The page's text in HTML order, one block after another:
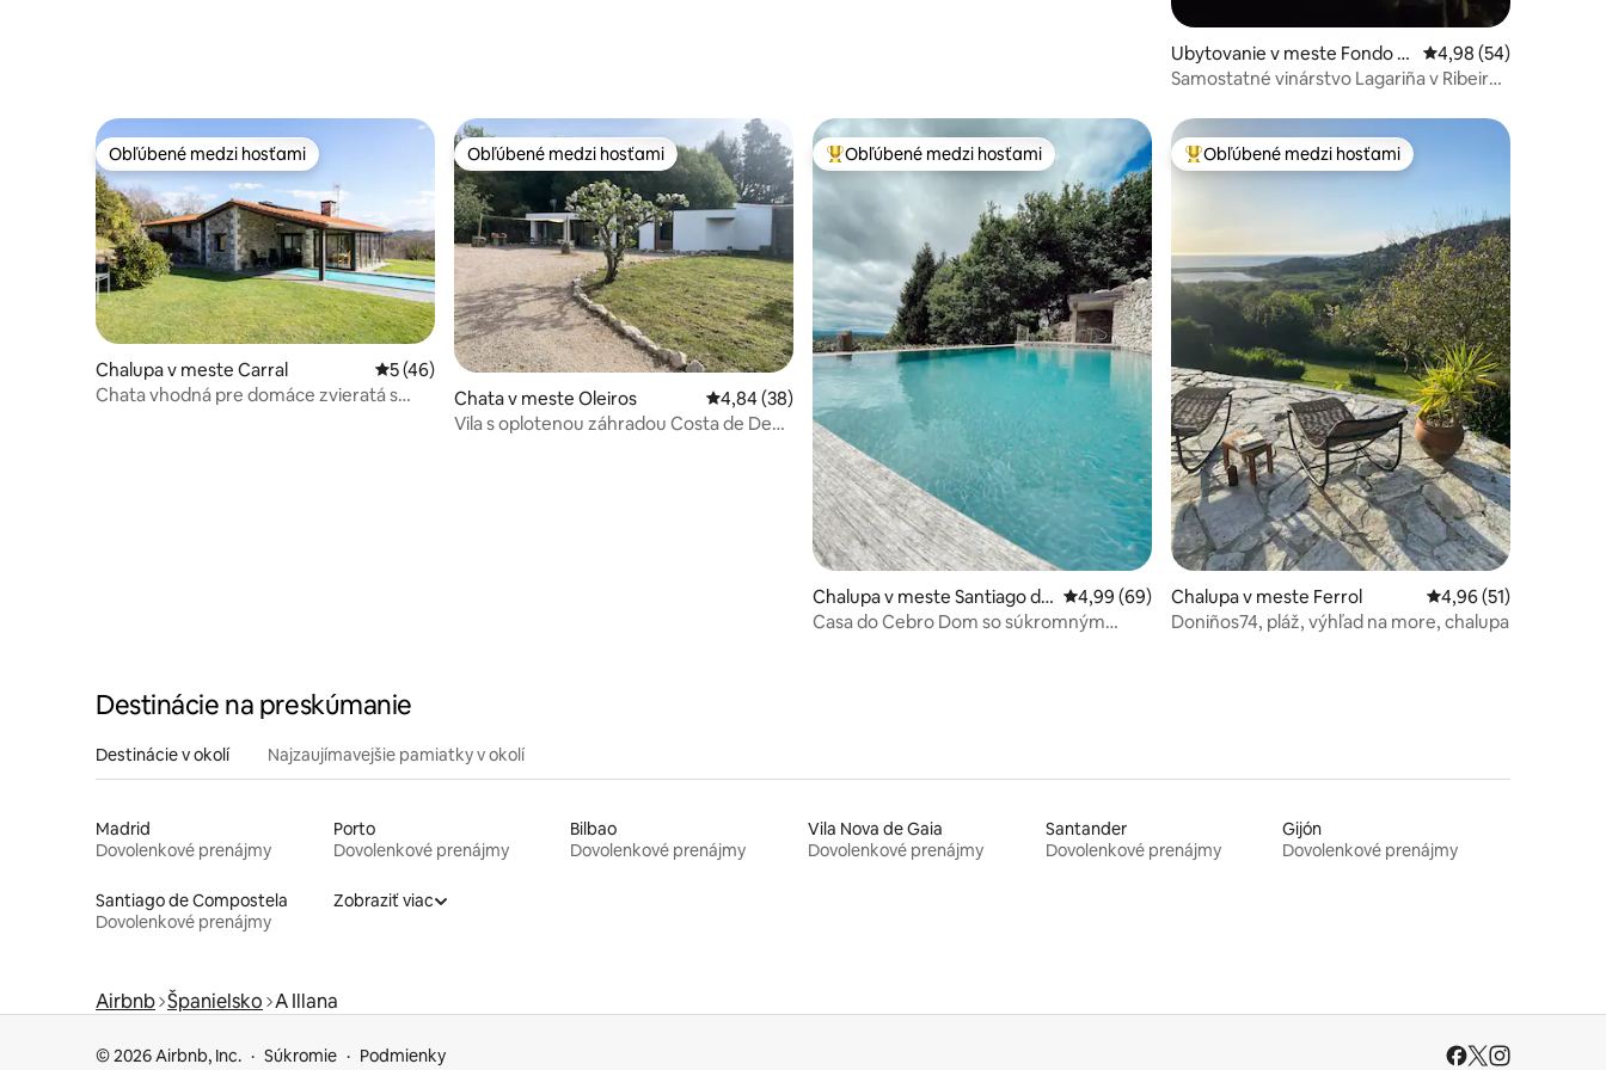
Ubytovanie v meste Fondo d
e Vila
Priemerné
4,98 (54)
Samostatné vinárstvo Lagariña v Ribeira
Obľúbené medzi hosťami
Obľúbené medzi hosťami
Chalupa v meste Carral Priemerné ohodnotenie 5 z 5, počet hodnotení: 46
5 (46)
Chata vhodná pre domáce zvieratá s
Obľúbené medzi hosťami
Obľúbené medzi hosťami
Chata v meste Oleiros Priemerné ohodnotenie 4,84 z 5, počet hodnotení: 38
4,84 (38)
Vila s oplotenou záhradou Costa de Dexo
Najobľúbenejšie medzi hosťami
Obľúbené medzi hosťami
Chalupa v meste Santiago de
Compostela
Priemerné ohodnotenie 4,99 z 5, počet hodnotení: 69
4,99 (69)
Casa do Cebro Dom so súkromným
Najobľúbenejšie medzi hosťami
Obľúbené medzi hosťami
Chalupa v meste Ferrol Priemerné
4,96 (51)
Doniños74, pláž, výhľad na more, chalupa
Destinácie na preskúmanie
Destinácie v okolí Najzaujímavejšie pamiatky v okolí
Madrid
Dovolenkové prenájmy
Porto
Dovolenkové prenájmy
Bilbao
Dovolenkové prenájmy
Vila Nova de Gaia
Dovolenkové prenájmy
Santander
Dovolenkové prenájmy
Gijón
Dovolenkové prenájmy
Santiago de Compostela
Dovolenkové prenájmy
Zobraziť viac
Airbnb Španielsko A Illana
© 2026 Airbnb, Inc. Súkromie Podmienky